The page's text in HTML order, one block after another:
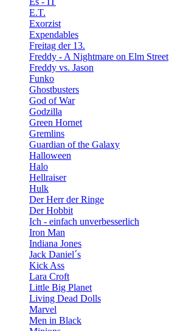
E.T.
Exorzist
Expendables
Freitag der 13.
Freddy - A Nightmare on Elm Street
Freddy vs. Jason
Funko
Ghostbusters
God of War
Godzilla
Green Hornet
Gremlins
Guardian of the Galaxy
Halloween
Halo
Hellraiser
Hulk
Der Herr der Ringe
Der Hobbit
Ich - einfach unverbesserlich
Iron Man
Indiana Jones
Jack Daniel´s
Kick Ass
Lara Croft
Little Big Planet
Living Dead Dolls
Marvel
Men in Black